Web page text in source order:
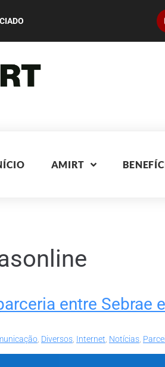
AMIRT
entre
Diversos Internet Notícias